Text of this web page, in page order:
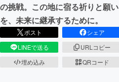
の挑戦。この地に宿る祈りと願い
を、未来に継承するために。
ポスト
シェア
LINEで送る
URLコピー
埋め込み
QRコード